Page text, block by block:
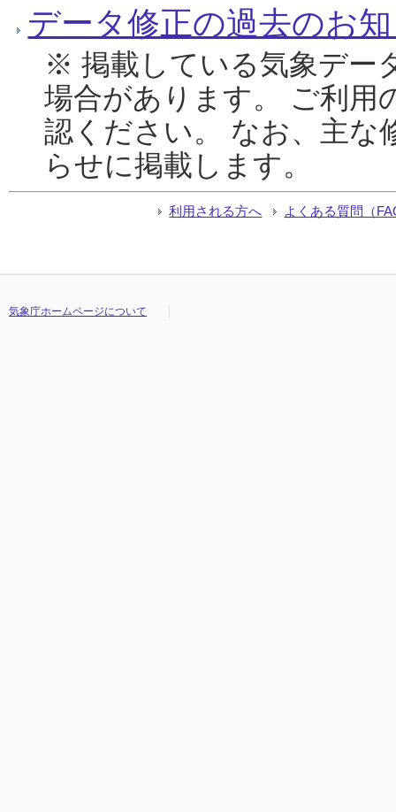
データ修正の過去のお
※ 掲載している気象デー
場合があります。 ご利用
認ください。 なお、主な
らせに掲載します。
利用される方へ よくある質問（
気象庁ホームページについて